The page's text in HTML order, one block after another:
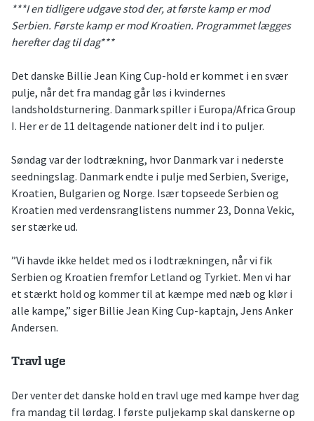
***I en tidligere udgave stod der, at første kamp er mod
Serbien. Første kamp er mod Kroatien. Programmet lægges
herefter dag til dag***
Det danske Billie Jean King Cup-hold er kommet i en svær
pulje, når det fra mandag går løs i kvindernes
landsholdsturnering. Danmark spiller i Europa/Africa Group
I. Her er de 11 deltagende nationer delt ind i to puljer.
Søndag var der lodtrækning, hvor Danmark var i nederste
seedningslag. Danmark endte i pulje med Serbien, Sverige,
Kroatien, Bulgarien og Norge. Især topseede Serbien og
Kroatien med verdensranglistens nummer 23, Donna Vekic,
ser stærke ud.
”Vi havde ikke heldet med os i lodtrækningen, når vi fik
Serbien og Kroatien fremfor Letland og Tyrkiet. Men vi har
et stærkt hold og kommer til at kæmpe med næb og klør i
alle kampe,” siger Billie Jean King Cup-kaptajn, Jens Anker
Andersen.
Travl uge
Der venter det danske hold en travl uge med kampe hver dag
fra mandag til lørdag. I første puljekamp skal danskerne op